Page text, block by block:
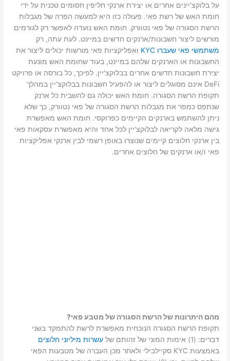
על בלוקצ'יינים אחרים או יצירת ארנקי חליפין חסומים טכנית על ידי
חומת האש של רשת פאי. פעולה כזו היא למעשה הפרה של מגבלות
הרשת הסגורה של פאי נטוורק. חומת האש נועדה לאפשר רק לגורמים
מורשים ליצור חשבונות/ארנקים חדשים במיינט. לעת עתה, רק
משתמשי פאי שעברו KYC
ואפליקציות פאי מורשות יכולים ליצור את
החשבונות או הארנקים שלהם במיינט, בעוד שחומת האש מונעת
יצירת חשבונות חדשים אחרים בבלוקצ'יין. לפיכך, כל בורסה או פרויקט
DeFi אינם מסוגלים ליצור או להפעיל חשבונות בבלוקצ'יין במהלך
תקופת הרשת הסגורה. חומת האש יכולה גם להשבית כל ארנק
שנתפס כמפר את מגבלות הרשת הסגורה של פאי נטוורק, כך שלא
ניתן להשתמש בארנקים הקיימים כפרוקסי. חומת האש מאפשרת
גישה מלאה לקריאה לבלוקצ'יין לכל אחד והיא מאפשרת עסקאות פאי
בין ארנקי חלוצים קיימים שנוצרו באופן רשמי לבין ארנקי אפליקציות
פאי ו/או ארנקים של חלוצים אחרים.
מהם היתרונות של הרשת הסגורה של מטבע פאי?
תקופת הרשת הסגורה הנוכחית מאפשרת לרשת להתמקד בשני
דברים: (1) אימות המוני של זהותם של
עשרות מיליוני חלוצים
באמצעות KYC סקיילבילי ולאחר מכן העברה של מטבעות הפאי